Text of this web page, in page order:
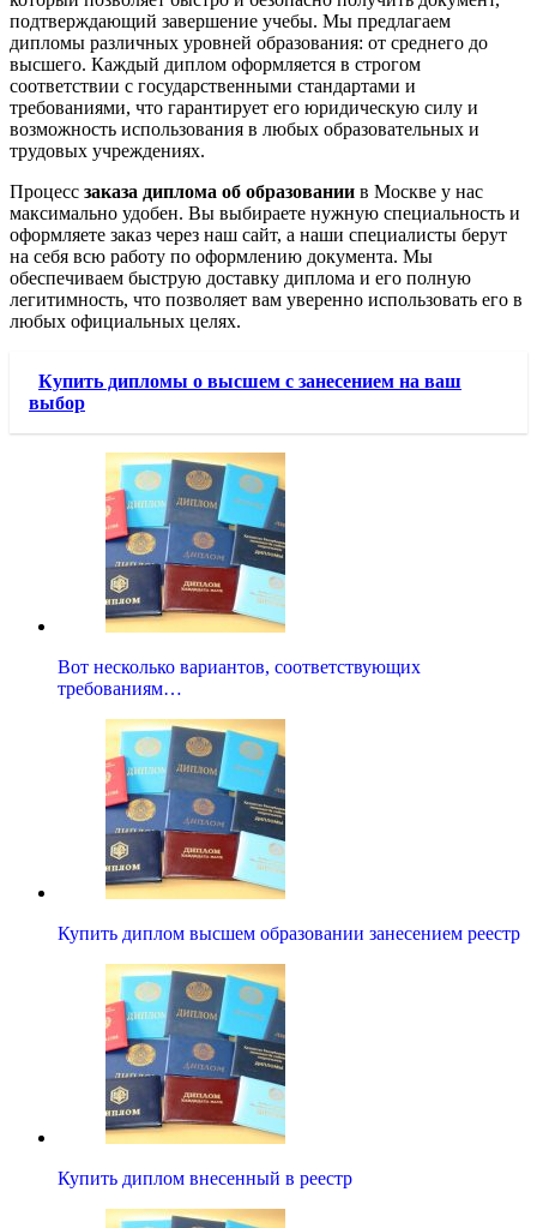
подтверждающий завершение учебы. Мы предлагаем
дипломы различных уровней образования: от среднего до
высшего. Каждый диплом оформляется в строгом
соответствии с государственными стандартами и
требованиями, что гарантирует его юридическую силу и
возможность использования в любых образовательных и
трудовых учреждениях.
Процесс заказа диплома об образовании в Москве у нас
максимально удобен. Вы выбираете нужную специальность и
оформляете заказ через наш сайт, а наши специалисты берут
на себя всю работу по оформлению документа. Мы
обеспечиваем быструю доставку диплома и его полную
легитимность, что позволяет вам уверенно использовать его в
любых официальных целях.
Купить дипломы о высшем с занесением на ваш
выбор
Вот несколько вариантов, соответствующих
требованиям…
Купить диплом высшем образовании занесением реестр
Купить диплом внесенный в реестр